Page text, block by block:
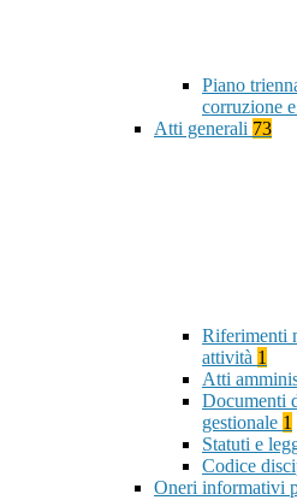
Piano
corruzione
Atti generali 73
Riferimenti
attività 1
Atti
Documenti
gestionale 1
Statuti e
Codice
Oneri informativi